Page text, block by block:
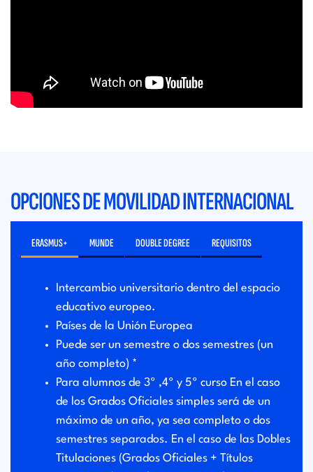
OPCIONES DE MOVILIDAD INTERNACIONAL
ERASMUS+ MUNDE DOUBLE DEGREE REQUISITOS
Intercambio universitario dentro del espacio
educativo europeo.
Países de la Unión Europea
Puede ser un semestre o dos semestres (un
año completo) *
Para alumnos de 3º ,4º y 5º curso En el caso
de los Grados Oficiales simples será de un
máximo de un año, ya sea completo o dos
semestres separados. En el caso de las Dobles
Titulaciones (Grados Oficiales + Títulos